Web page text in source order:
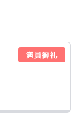
満員御礼